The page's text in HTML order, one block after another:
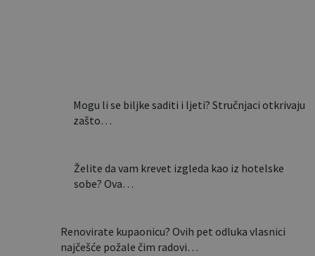
Mogu li se biljke saditi i ljeti? Stručnjaci otkrivaju
zašto…
Želite da vam krevet izgleda kao iz hotelske
sobe? Ova…
Renovirate kupaonicu? Ovih pet odluka vlasnici
najčešće požale čim radovi…